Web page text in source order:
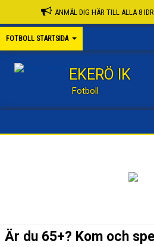
ANMÄL DIG HÄR TILL ALLA 8
FOTBOLL STARTSIDA
EKERÖ IK
Fotboll
Är du 65+? Kom och